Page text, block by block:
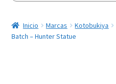
Inicio Marcas Kotobukiya
Batch – Hunter Statue